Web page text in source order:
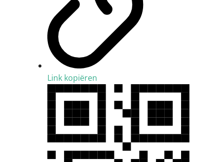
Link kopiëren